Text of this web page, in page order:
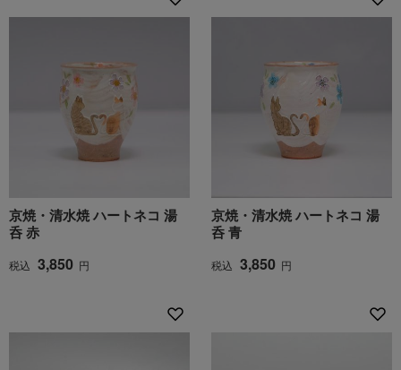
京焼・清水焼 ハートネコ 湯
呑 赤
税込 3,850 円
京焼・清水焼 ハートネコ 湯
呑 青
税込 3,850 円